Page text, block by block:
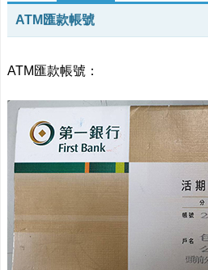
ATM匯款帳號
ATM匯款帳號 ：